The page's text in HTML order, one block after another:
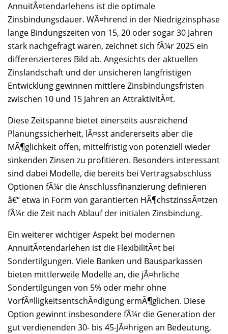
AnnuitÃ¤tendarlehens ist die optimale
Zinsbindungsdauer. WÃ¤hrend in der Niedrigzinsphase
lange Bindungszeiten von 15, 20 oder sogar 30 Jahren
stark nachgefragt waren, zeichnet sich fÃ¼r 2025 ein
differenzierteres Bild ab. Angesichts der aktuellen
Zinslandschaft und der unsicheren langfristigen
Entwicklung gewinnen mittlere Zinsbindungsfristen
zwischen 10 und 15 Jahren an AttraktivitÃ¤t.
Diese Zeitspanne bietet einerseits ausreichend
Planungssicherheit, lÃ¤sst andererseits aber die
MÃ¶glichkeit offen, mittelfristig von potenziell wieder
sinkenden Zinsen zu profitieren. Besonders interessant
sind dabei Modelle, die bereits bei Vertragsabschluss
Optionen fÃ¼r die Anschlussfinanzierung definieren
â€“ etwa in Form von garantierten HÃ¶chstzinssÃ¤tzen
fÃ¼r die Zeit nach Ablauf der initialen Zinsbindung.
Ein weiterer wichtiger Aspekt bei modernen
AnnuitÃ¤tendarlehen ist die FlexibilitÃ¤t bei
Sondertilgungen. Viele Banken und Bausparkassen
bieten mittlerweile Modelle an, die jÃ¤hrliche
Sondertilgungen von 5% oder mehr ohne
VorfÃ¤lligkeitsentschÃ¤digung ermÃ¶glichen. Diese
Option gewinnt insbesondere fÃ¼r die Generation der
gut verdienenden 30- bis 45-JÃ¤hrigen an Bedeutung,